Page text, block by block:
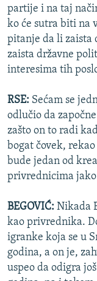
partije i na taj
ko će sutra biti na
pitanje da li zaista
zaista državne
interesima tih
RSE: Sećam se
odlučio da
zašto on to radi
bogat čovek,
bude jedan od
privrednicima
BEGOVIĆ: Nikada
kao privrednika.
igranke koja se u
godina, a on je,
uspeo da odigra